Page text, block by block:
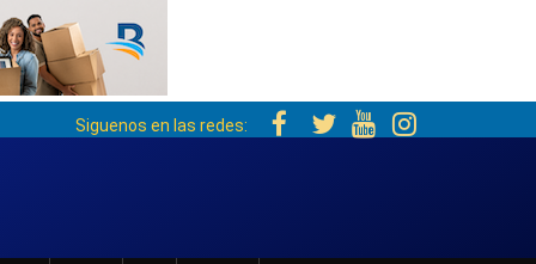
Siguenos en las redes: